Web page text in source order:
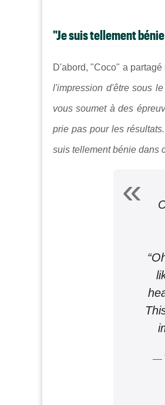
"Je suis tellement
D'abord, "Coco" a
l'impression d'être sous
vous soumet à des
prie pas pour les
suis tellement bénie dans
—